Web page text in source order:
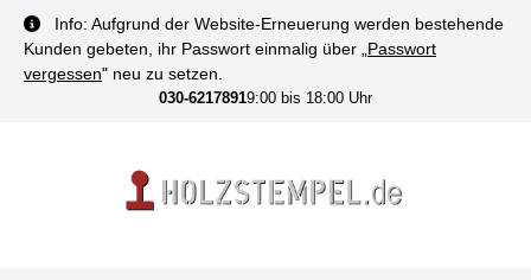
springen
Info: Aufgrund der Website-Erneuerung werden bestehende
Kunden gebeten, ihr Passwort einmalig über „ Passwort
vergessen" neu zu setzen.
030-62178919:00 bis 18:00 Uhr